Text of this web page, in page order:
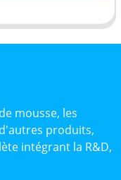
mousse, les
produits,
intégrant la R&D,